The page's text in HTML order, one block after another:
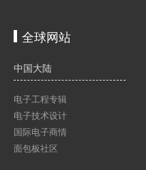
全球网站
中国大陆
电子工程专辑
电子技术设计
国际电子商情
面包板社区